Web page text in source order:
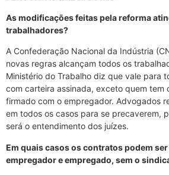
As modificações feitas pela reforma
trabalhadores?
A Confederação Nacional da Indústria
novas regras alcançam todos os
Ministério do Trabalho diz que vale para
com carteira assinada, exceto quem tem
firmado com o empregador. Advogados
em todos os casos para se precaverem,
será o entendimento dos juízes.
Em quais casos os contratos podem
empregador e empregado, sem o